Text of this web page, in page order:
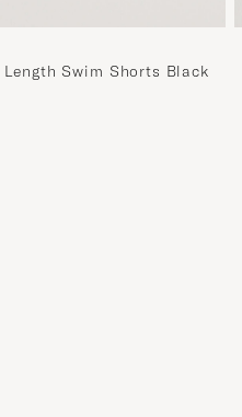
Swim Shorts Black